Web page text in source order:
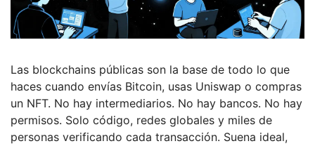
Las blockchains públicas son la base de todo lo que
haces cuando envías Bitcoin, usas Uniswap o compras
un NFT. No hay intermediarios. No hay bancos. No hay
permisos. Solo código, redes globales y miles de
personas verificando cada transacción. Suena ideal,